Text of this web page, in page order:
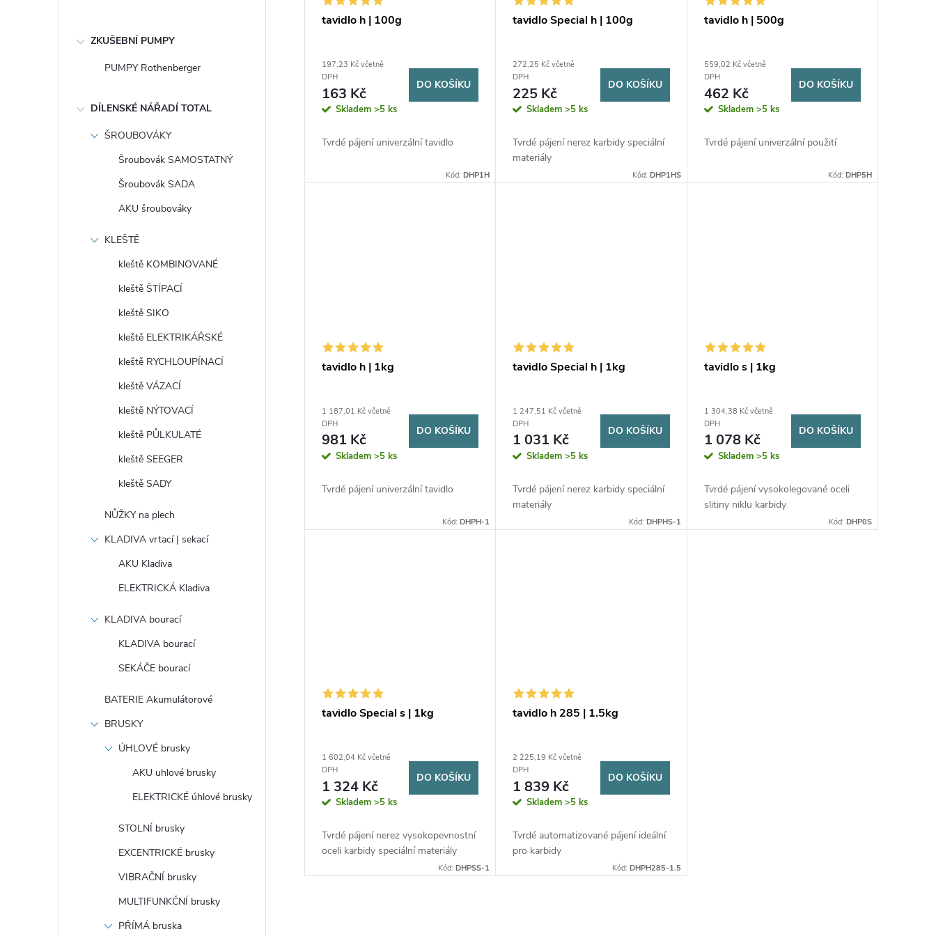
ZKUŠEBNÍ PUMPY
PUMPY Rothenberger
DÍLENSKÉ NÁŘADÍ TOTAL
ŠROUBOVÁKY
Šroubovák SAMOSTATNÝ
Šroubovák SADA
AKU šroubováky
KLEŠTĚ
kleště KOMBINOVANÉ
kleště ŠTÍPACÍ
kleště SIKO
kleště ELEKTRIKÁŘSKÉ
kleště RYCHLOUPÍNACÍ
kleště VÁZACÍ
kleště NÝTOVACÍ
kleště PŮLKULATÉ
kleště SEEGER
kleště SADY
NŮŽKY na plech
KLADIVA vrtací | sekací
AKU Kladiva
ELEKTRICKÁ Kladiva
KLADIVA bourací
KLADIVA bourací
SEKÁČE bourací
BATERIE Akumulátorové
BRUSKY
ÚHLOVÉ brusky
AKU uhlové brusky
ELEKTRICKÉ úhlové brusky
STOLNÍ brusky
EXCENTRICKÉ brusky
VIBRAČNÍ brusky
MULTIFUNKČNÍ brusky
PŘÍMÁ bruska
tavidlo h | 100g
197,23 Kč včetně
DPH
163 Kč
Skladem >5 ks
DO KOŠÍKU
Tvrdé pájení univerzální tavidlo
Kód:DHP1H
tavidlo Special h | 100g
272,25 Kč včetně
DPH
225 Kč
Skladem>5 ks
DO KOŠÍKU
Tvrdé pájení nerez karbidy speciální
materiály
Kód: DHP1HS
tavidlo h | 500g
559,02 Kč včetně
DPH
462 Kč
Skladem >5 ks
DO KOŠÍKU
Tvrdé pájení univerzální použití
Kód: DHP5H
tavidlo h | 1kg
1 187,01 Kč včetně
DPH
981 Kč
Skladem >5 ks
DO KOŠÍKU
Tvrdé pájení univerzální tavidlo
Kód:DHPH-1
tavidlo Special h | 1kg
1 247,51 Kč včetně
DPH
1 031 Kč
Skladem>5 ks
DO KOŠÍKU
Tvrdé pájení nerez karbidy speciální
materiály
Kód: DHPHS-1
tavidlo s | 1kg
1 304,38 Kč včetně
DPH
1 078 Kč
Skladem >5 ks
DO KOŠÍKU
Tvrdé pájení vysokolegované oceli
slitiny niklu karbidy
Kód: DHP0S
tavidlo Special s | 1kg
1 602,04 Kč včetně
DPH
1 324 Kč
Skladem >5 ks
DO KOŠÍKU
Tvrdé pájení nerez vysokopevnostní
oceli karbidy speciální materiály
Kód:DHPSS-1
tavidlo h 285 | 1.5kg
2 225,19 Kč včetně
DPH
1 839 Kč
Skladem>5 ks
DO KOŠÍKU
Tvrdé automatizované pájení ideální
pro karbidy
Kód: DHPH285-1.5